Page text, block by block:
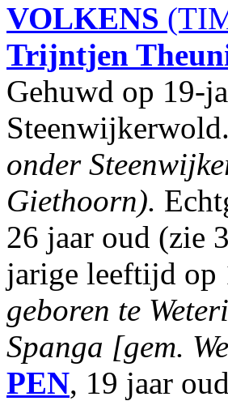
VOLKENS
Trijntjen
Gehuwd op 19-
Steenwijkerwold.
onder
Giethoorn).
26 jaar oud (zie
jarige leeftijd
geboren te
Spanga [gem.
PEN, 19 jaar